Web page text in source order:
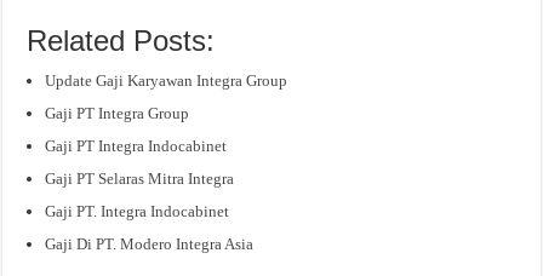
Related Posts:
Update Gaji Karyawan Integra Group
Gaji PT Integra Group
Gaji PT Integra Indocabinet
Gaji PT Selaras Mitra Integra
Gaji PT. Integra Indocabinet
Gaji Di PT. Modero Integra Asia